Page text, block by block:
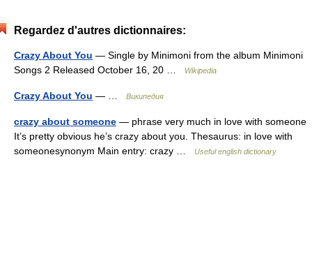
Regardez d'autres dictionnaires:
Crazy About You — Single by Minimoni from the album Minimoni
Songs 2 Released October 16, 20 …
Wikipedia
Crazy About You — … Википедия
crazy about someone — phrase very much in love with someone
It’s pretty obvious he’s crazy about you. Thesaurus: in love with
someonesynonym Main entry: crazy …
Useful english dictionary